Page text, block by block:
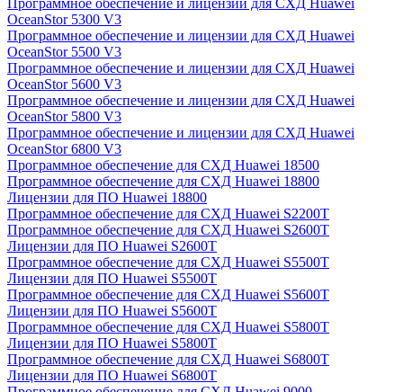
Программное обеспечение и лицензии для СХД Huawei
OceanStor 5300 V3
Программное обеспечение и лицензии для СХД Huawei
OceanStor 5500 V3
Программное обеспечение и лицензии для СХД Huawei
OceanStor 5600 V3
Программное обеспечение и лицензии для СХД Huawei
OceanStor 5800 V3
Программное обеспечение и лицензии для СХД Huawei
OceanStor 6800 V3
Программное обеспечение для СХД Huawei 18500
Программное обеспечение для СХД Huawei 18800
Лицензии для ПО Huawei 18800
Программное обеспечение для СХД Huawei S2200T
Программное обеспечение для СХД Huawei S2600T
Лицензии для ПО Huawei S2600T
Программное обеспечение для СХД Huawei S5500T
Лицензии для ПО Huawei S5500T
Программное обеспечение для СХД Huawei S5600T
Лицензии для ПО Huawei S5600T
Программное обеспечение для СХД Huawei S5800T
Лицензии для ПО Huawei S5800T
Программное обеспечение для СХД Huawei S6800T
Лицензии для ПО Huawei S6800T